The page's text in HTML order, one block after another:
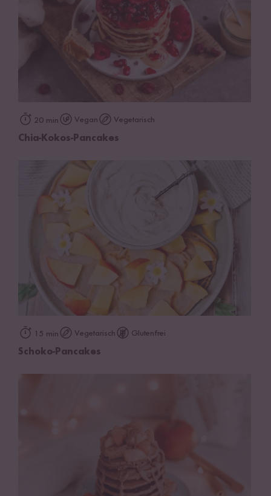
20 min Vegan Vegetarisch
Chia-Kokos-Pancakes
15 min Vegetarisch Glutenfrei
Schoko-Pancakes